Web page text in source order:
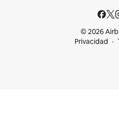
© 2026
Privacidad